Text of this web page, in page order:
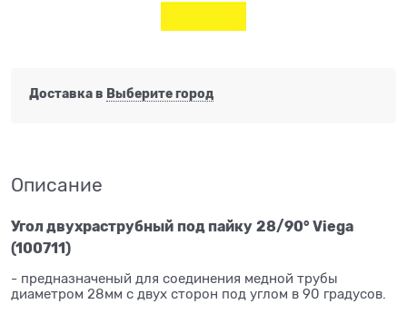
Доставка в Выберите город
Описание
Угол двухраструбный под пайку 28/90° Viega
(100711)
- предназначеный для соединения медной трубы
диаметром 28мм с двух сторон под углом в 90 градусов.